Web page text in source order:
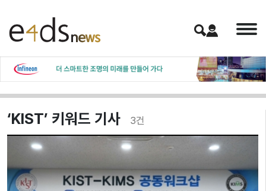
‘KIST’ 키워드 기사 3건